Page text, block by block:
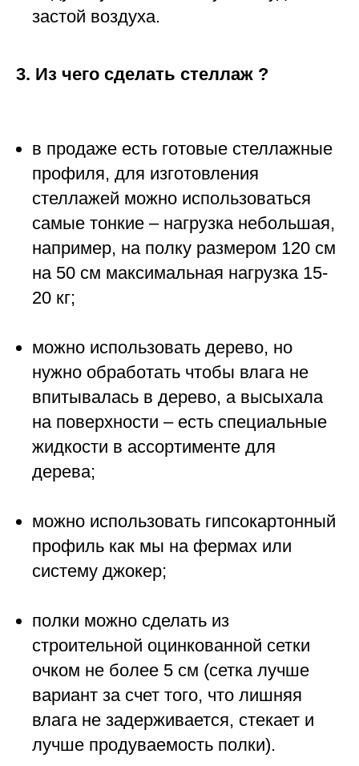
застой воздуха.
3. Из чего сделать стеллаж ?
в продаже есть готовые стеллажные
профиля, для изготовления
стеллажей можно использоваться
самые тонкие – нагрузка небольшая,
например, на полку размером 120 см
на 50 см максимальная нагрузка 15-
20 кг;
можно использовать дерево, но
нужно обработать чтобы влага не
впитывалась в дерево, а высыхала
на поверхности – есть специальные
жидкости в ассортименте для
дерева;
можно использовать гипсокартонный
профиль как мы на фермах или
систему джокер;
полки можно сделать из
строительной оцинкованной сетки
очком не более 5 см (сетка лучше
вариант за счет того, что лишняя
влага не задерживается, стекает и
лучше продуваемость полки).